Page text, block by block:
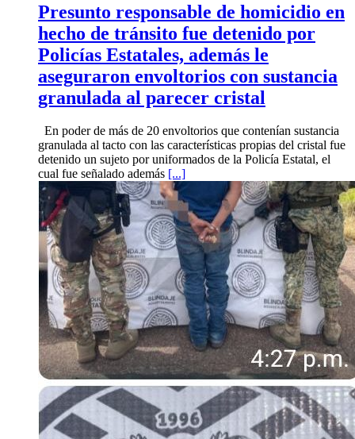
Presunto responsable de homicidio en
hecho de tránsito fue detenido por
Policías Estatales, además le
aseguraron envoltorios con sustancia
granulada al parecer cristal
En poder de más de 20 envoltorios que contenían sustancia
granulada al tacto con las características propias del cristal fue
detenido un sujeto por uniformados de la Policía Estatal, el
cual fue señalado además [...]